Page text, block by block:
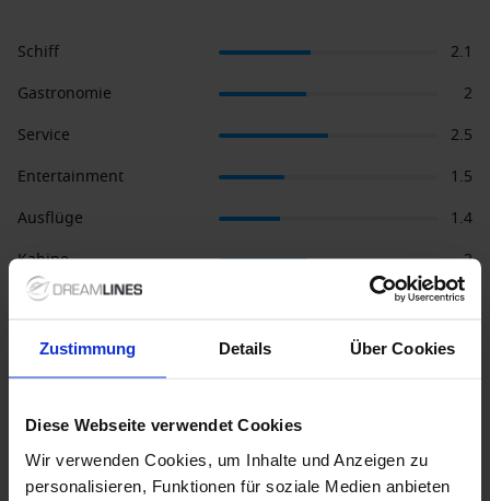
Zustimmung Details Über Cookies
Diese Webseite verwendet Cookies
Wir verwenden Cookies, um Inhalte und Anzeigen zu
personalisieren, Funktionen für soziale Medien anbieten
Schiff
2.1
Gastronomie
2
Service
2.5
Entertainment
1.5
Ausflüge
1.4
Kabine
2
Sport
1.5
Prestige Balkonkabine (Kat. PR6):
Abfahrt: 5.14.2019
Abfahrt: 4.22.2019